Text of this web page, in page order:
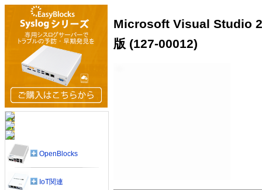
Microsoft Visual Studio
版 (127-00012)
OpenBlocks
IoT関連